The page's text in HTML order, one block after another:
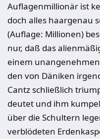
Auflagenmillionär ist
doch alles haargenau
(Auflage: Millionen)
nur, daß das
einem
den von Däniken
Cantz schließlich
deutet und ihm
über die Schultern
verblödeten